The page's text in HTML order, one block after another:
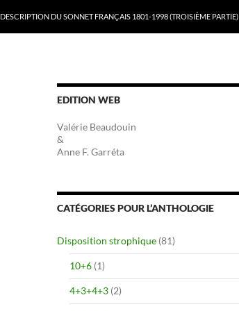
DESCRIPTION DU SONNET FRANÇAIS 1801-1998 (TROISIÈME PARTIE)
EDITION WEB
Valérie Beaudouin
&
Anne F. Garréta
CATÉGORIES POUR L’ANTHOLOGIE
Disposition strophique (81)
10+6 (1)
4+3+4+3 (2)